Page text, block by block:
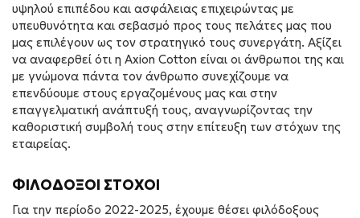
υψηλού επιπέδου και ασφάλειας επιχειρώντας µε
υπευθυνότητα και σεβασµό προς τους πελάτες μας που
μας επιλέγουν ως τον στρατηγικό τους συνεργάτη. Αξίζει
να αναφερθεί ότι η Axion Cotton είναι οι άνθρωποι της και
με γνώμονα πάντα τον άνθρωπο συνεχίζουμε να
επενδύουμε στους εργαζομένους µας και στην
επαγγελματική ανάπτυξή τους, αναγνωρίζοντας την
καθοριστική συμβολή τους στην επίτευξη των στόχων της
εταιρείας.
ΦΙΛΌΔΟΞΟΙ ΣΤΌΧΟΙ
Για την περίοδο 2022-2025, έχουµε θέσει φιλόδοξους